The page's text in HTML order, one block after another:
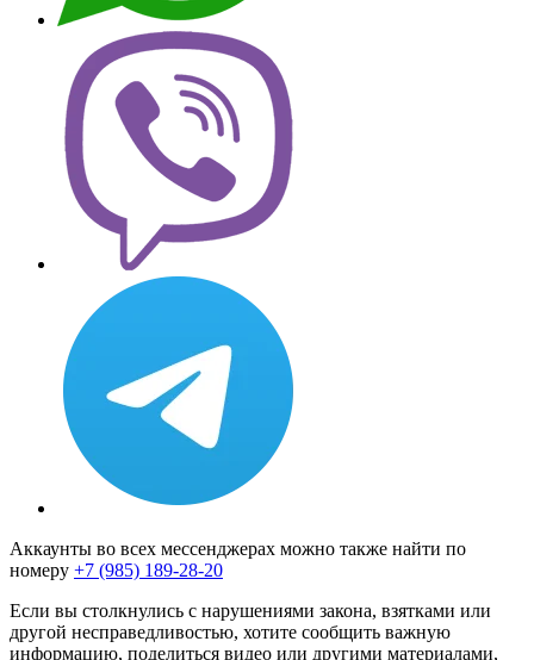
Аккаунты во всех мессенджерах можно также найти по
номеру +7 (985) 189-28-20
Если вы столкнулись с нарушениями закона, взятками или
другой несправедливостью, хотите сообщить важную
информацию, поделиться видео или другими материалами,